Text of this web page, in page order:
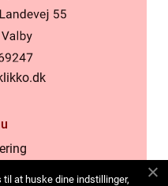
at huske dine indstillinger,